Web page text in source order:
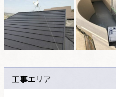
工事エリア